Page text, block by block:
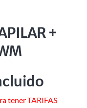
+
tener TARIFAS